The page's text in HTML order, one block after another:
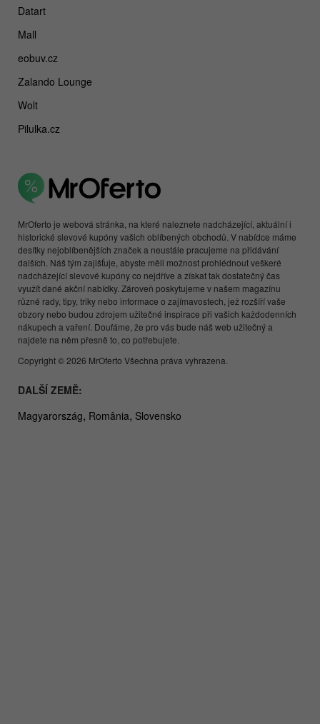
MrOferto je webová stránka, na které naleznete nadcházející, aktuální i
historické slevové kupóny vašich oblíbených obchodů. V nabídce máme
desítky nejoblíbenějších značek a neustále pracujeme na přidávání
dalších. Náš tým zajišťuje, abyste měli možnost prohlédnout veškeré
nadcházející slevové kupóny co nejdříve a získat tak dostatečný čas
využít dané akční nabídky. Zároveň poskytujeme v našem magazínu
různé rady, tipy, triky nebo informace o zajímavostech, jež rozšíří vaše
obzory nebo budou zdrojem užitečné inspirace při vašich každodenních
nákupech a vaření. Doufáme, že pro vás bude náš web užitečný a
najdete na něm přesně to, co potřebujete.
Copyright © 2026 MrOferto Všechna práva vyhrazena.
Datart
Mall
eobuv.cz
Zalando Lounge
Wolt
Pilulka.cz
DALŠÍ ZEMĚ:
Magyarország, România, Slovensko